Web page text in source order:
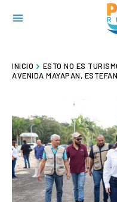
INICIO ESTO NO ES
AVENIDA MAYAPAN,